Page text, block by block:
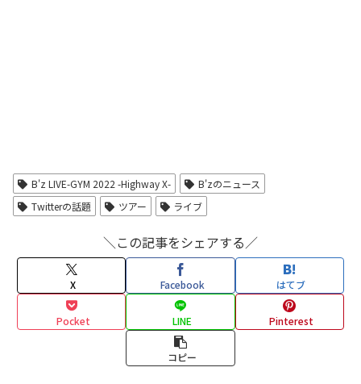
B'z LIVE-GYM 2022 -Highway X-
B'zのニュース
Twitterの話題
ツアー ライブ
＼この記事をシェアする／
X Facebook はてブ
Pocket LINE Pinterest
コピー